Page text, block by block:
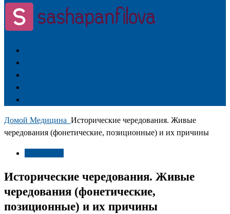
Домой Медицина Исторические чередования. Живые
чередования (фонетические, позиционные) и их причины
Исторические чередования. Живые
чередования (фонетические,
позиционные) и их причины